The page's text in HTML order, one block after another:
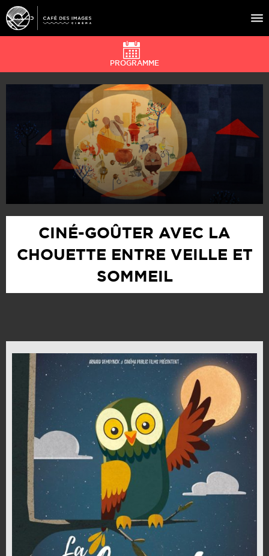
À L’AFFICHE
ÉVÉNEMENTS
CAFÉ DU CINÉ
PRATIQUE
ÉDUCATION AUX IMAGES
PROGRAMME
CINÉ-GOÛTER AVEC LA
CHOUETTE ENTRE VEILLE ET
SOMMEIL